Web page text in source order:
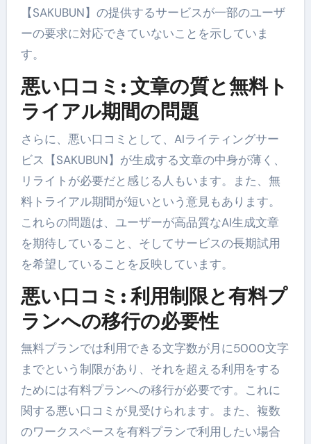
【SAKUBUN】の提供するサービスが一部のユーザ
ーの要求に対応できていないことを示していま
す。
悪い口コミ: 文章の質と無料ト
ライアル期間の問題
さらに、悪い口コミとして、AIライティングサー
ビス【SAKUBUN】が生成する文章の中身が薄く、
リライトが必要だと感じる人もいます。また、無
料トライアル期間が短いという意見もあります。
これらの問題は、ユーザーが高品質なAI生成文章
を期待していること、そしてサービスの長期試用
を希望していることを反映しています。
悪い口コミ: 利用制限と有料プ
ランへの移行の必要性
無料プランでは利用できる文字数が月に5000文字
までという制限があり、それを超える利用をする
ためには有料プランへの移行が必要です。これに
関する悪い口コミが見受けられます。また、複数
のワークスペースを有料プランで利用したい場合